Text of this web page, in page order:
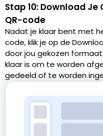
Stap 10: Download Je
QR-code
Nadat je klaar bent met
code, klik je op de
door jou gekozen
klaar is om te worden
gedeeld of te worden